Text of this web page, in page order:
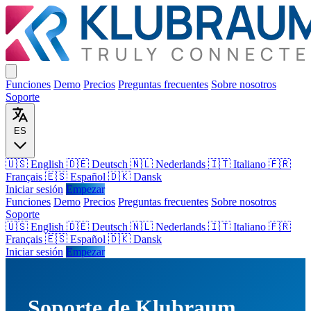
Funciones Demo Precios Preguntas frecuentes Sobre nosotros
Soporte
ES
🇺🇸 English 🇩🇪 Deutsch 🇳🇱 Nederlands 🇮🇹 Italiano 🇫🇷
Français 🇪🇸 Español 🇩🇰 Dansk
Iniciar sesión Empezar
Funciones Demo Precios Preguntas frecuentes Sobre nosotros
Soporte
🇺🇸 English 🇩🇪 Deutsch 🇳🇱 Nederlands 🇮🇹 Italiano 🇫🇷
Français 🇪🇸 Español 🇩🇰 Dansk
Iniciar sesión Empezar